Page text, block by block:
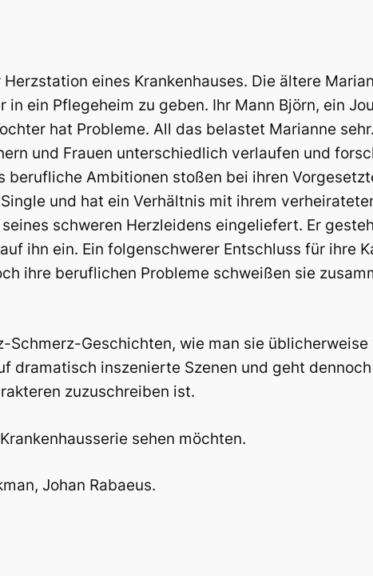
eines Krankenhauses. Die ältere
ein Pflegeheim zu geben. Ihr Mann Björn, ein
hat Probleme. All das belastet Marianne sehr.
und Frauen unterschiedlich verlaufen und
berufliche Ambitionen stoßen bei ihren
und hat ein Verhältnis mit ihrem
schweren Herzleidens eingeliefert. Er
ihn ein. Ein folgenschwerer Entschluss für ihre
ihre beruflichen Probleme schweißen sie
Schmerz-Geschichten, wie man sie üblicherweise
dramatisch inszenierte Szenen und geht
zuzuschreiben ist.
sehen möchten.
Johan Rabaeus.